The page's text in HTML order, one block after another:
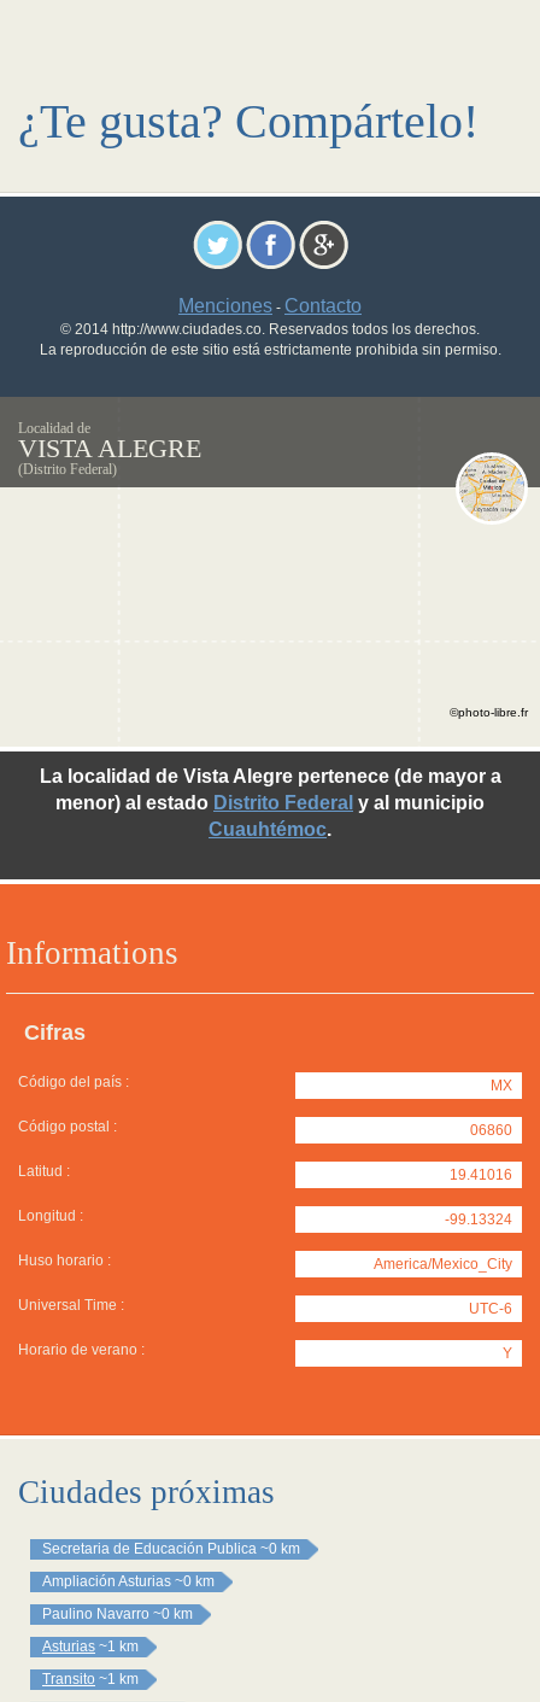
¿Te gusta? Compártelo!
Menciones - Contacto
© 2014 http://www.ciudades.co. Reservados todos los derechos.
La reproducción de este sitio está estrictamente prohibida sin permiso.
Localidad de
VISTA ALEGRE
(Distrito Federal)
Informations
Cifras
Código del país : MX
Código postal : 06860
Latitud : 19.41016
Longitud : -99.13324
Huso horario : America/Mexico_City
Universal Time : UTC-6
Horario de verano : Y
La localidad de Vista Alegre pertenece (de mayor a
menor) al estado Distrito Federal y al municipio
Cuauhtémoc.
©photo-libre.fr
Ciudades próximas
Secretaria de Educación Publica ~0 km
Ampliación Asturias ~0 km
Paulino Navarro ~0 km
Asturias ~1 km
Transito ~1 km